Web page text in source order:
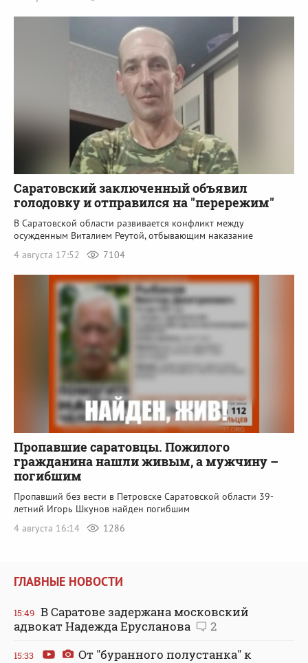
Саратовский заключенный объявил
голодовку и отправился на "перережим"
В Саратовской области развивается конфликт между
осужденным Виталием Реутой, отбывающим наказание
4 августа 17:52
7104
Пропавшие саратовцы. Пожилого
гражданина нашли живым, а мужчину –
погибшим
Пропавший без вести в Петровске Саратовской области 39-
летний Игорь Шкунов найден погибшим
4 августа 16:14
1286
ГЛАВНЫЕ НОВОСТИ
15:49 В Саратове задержана московский
адвокат Надежда Ерусланова
2
15:33
От "буранного полустанка" к